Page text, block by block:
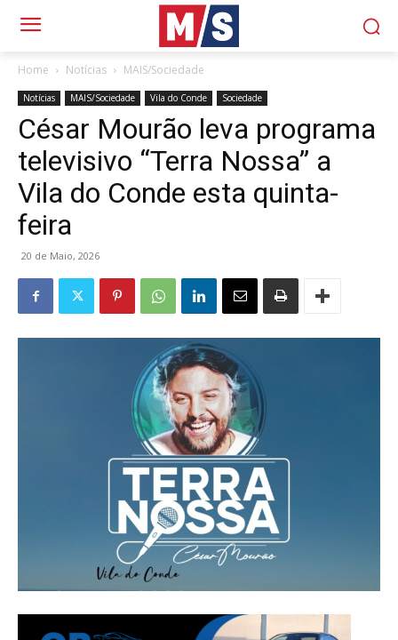
Home Notícias MAIS/Sociedade
Notícias MAIS/Sociedade Vila do Conde Sociedade
César Mourão leva programa
televisivo “Terra Nossa” a
Vila do Conde esta quinta-
feira
20 de Maio, 2026